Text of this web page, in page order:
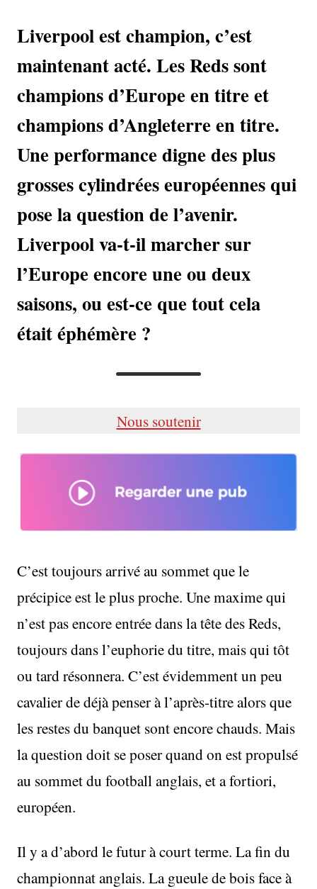
Liverpool est champion, c’est
maintenant acté. Les Reds sont
champions d’Europe en titre et
champions d’Angleterre en titre.
Une performance digne des plus
grosses cylindrées européennes qui
pose la question de l’avenir.
Liverpool va-t-il marcher sur
l’Europe encore une ou deux
saisons, ou est-ce que tout cela
était éphémère ?
Nous soutenir
C’est toujours arrivé au sommet que le
précipice est le plus proche. Une maxime qui
n’est pas encore entrée dans la tête des Reds,
toujours dans l’euphorie du titre, mais qui tôt
ou tard résonnera. C’est évidemment un peu
cavalier de déjà penser à l’après-titre alors que
les restes du banquet sont encore chauds. Mais
la question doit se poser quand on est propulsé
au sommet du football anglais, et a fortiori,
européen.
Il y a d’abord le futur à court terme. La fin du
championnat anglais. La gueule de bois face à